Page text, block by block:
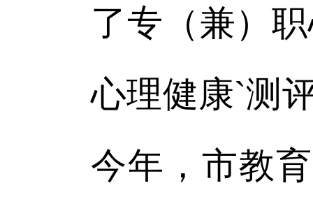
了专（兼）
心理健康`测
今年，市教